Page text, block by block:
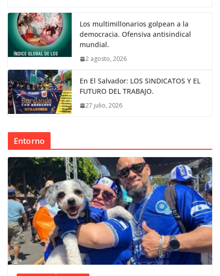
Los multimillonarios golpean a la
democracia. Ofensiva antisindical
mundial.
2 agosto, 2026
En El Salvador: LOS SINDICATOS Y EL
FUTURO DEL TRABAJO.
27 julio, 2026
Entorno